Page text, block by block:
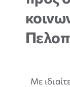
Με